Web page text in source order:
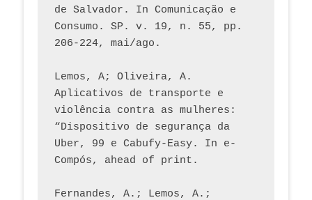
de Salvador. In Comunicação e
Consumo. SP. v. 19, n. 55, pp.
206-224, mai/ago.
Lemos, A; Oliveira, A.
Aplicativos de transporte e
violência contra as mulheres:
“Dispositivo de segurança da
Uber, 99 e Cabufy-Easy. In e-
Compós, ahead of print.
Fernandes, A.; Lemos, A.;